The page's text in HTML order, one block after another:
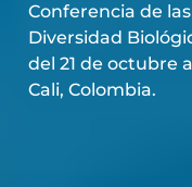
Conferencia de
Diversidad
del 21 de octubre
Cali, Colombia.